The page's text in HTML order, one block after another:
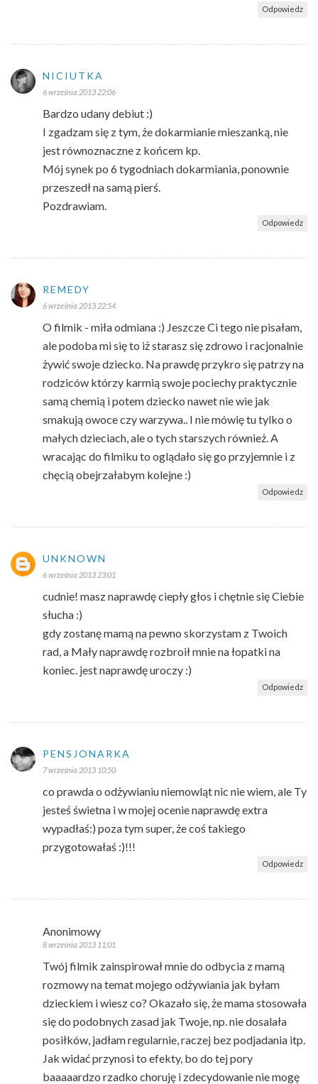
Odpowiedz
NICIUTKA
6 września 2013 22:06
Bardzo udany debiut :)
I zgadzam się z tym, że dokarmianie mieszanką, nie
jest równoznaczne z końcem kp.
Mój synek po 6 tygodniach dokarmiania, ponownie
przeszedł na samą pierś.
Pozdrawiam.
Odpowiedz
REMEDY
6 września 2013 22:54
O filmik - miła odmiana :) Jeszcze Ci tego nie pisałam,
ale podoba mi się to iż starasz się zdrowo i racjonalnie
żywić swoje dziecko. Na prawdę przykro się patrzy na
rodziców którzy karmią swoje pociechy praktycznie
samą chemią i potem dziecko nawet nie wie jak
smakują owoce czy warzywa.. I nie mówię tu tylko o
małych dzieciach, ale o tych starszych również. A
wracając do filmiku to oglądało się go przyjemnie i z
chęcią obejrzałabym kolejne :)
Odpowiedz
UNKNOWN
6 września 2013 23:01
cudnie! masz naprawdę ciepły głos i chętnie się Ciebie
słucha :)
gdy zostanę mamą na pewno skorzystam z Twoich
rad, a Mały naprawdę rozbroił mnie na łopatki na
koniec. jest naprawdę uroczy :)
Odpowiedz
PENSJONARKA
7 września 2013 10:50
co prawda o odżywianiu niemowląt nic nie wiem, ale Ty
jesteś świetna i w mojej ocenie naprawdę extra
wypadłaś:) poza tym super, że coś takiego
przygotowałaś :)!!!
Odpowiedz
Anonimowy
8 września 2013 11:01
Twój filmik zainspirował mnie do odbycia z mamą
rozmowy na temat mojego odżywiania jak byłam
dzieckiem i wiesz co? Okazało się, że mama stosowała
się do podobnych zasad jak Twoje, np. nie dosalała
posiłków, jadłam regularnie, raczej bez podjadania itp.
Jak widać przynosi to efekty, bo do tej pory
baaaaardzo rzadko choruję i zdecydowanie nie mogę